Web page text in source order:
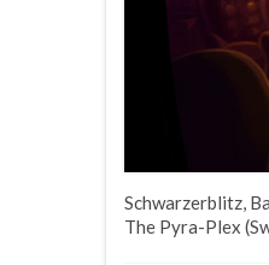
Schwarzerblitz,
The Pyra-Plex